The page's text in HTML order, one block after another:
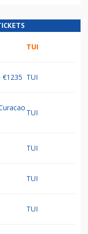
TUI
€1235 TUI
TUI
TUI
TUI
TUI